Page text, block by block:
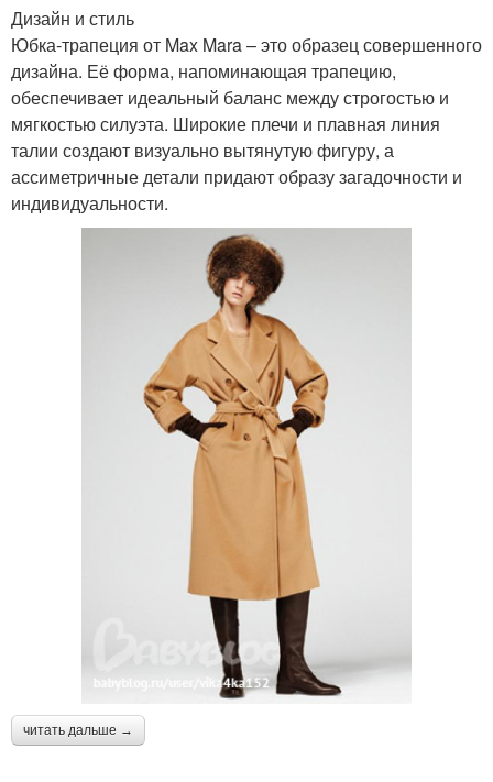
Дизайн и стиль
Юбка-трапеция от Max Mara – это образец совершенного
дизайна. Её форма, напоминающая трапецию,
обеспечивает идеальный баланс между строгостью и
мягкостью силуэта. Широкие плечи и плавная линия
талии создают визуально вытянутую фигуру, а
ассиметричные детали придают образу загадочности и
индивидуальности.
читать дальше →